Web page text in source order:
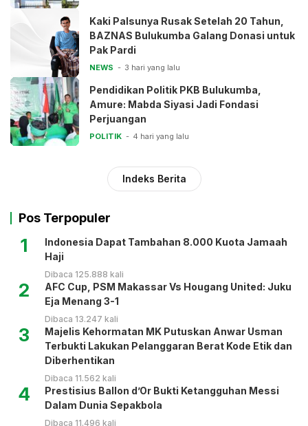
Kaki Palsunya Rusak Setelah 20 Tahun,
BAZNAS Bulukumba Galang Donasi untuk
Pak Pardi
NEWS 3 hari yang lalu
Pendidikan Politik PKB Bulukumba,
Amure: Mabda Siyasi Jadi Fondasi
Perjuangan
POLITIK 4 hari yang lalu
Indeks Berita
Pos Terpopuler
1
Indonesia Dapat Tambahan 8.000 Kuota Jamaah
Haji
Dibaca 125.888 kali
2
AFC Cup, PSM Makassar Vs Hougang United: Juku
Eja Menang 3-1
Dibaca 13.247 kali
3
Majelis Kehormatan MK Putuskan Anwar Usman
Terbukti Lakukan Pelanggaran Berat Kode Etik dan
Diberhentikan
Dibaca 11.562 kali
4
Prestisius Ballon d’Or Bukti Ketangguhan Messi
Dalam Dunia Sepakbola
Dibaca 11.496 kali